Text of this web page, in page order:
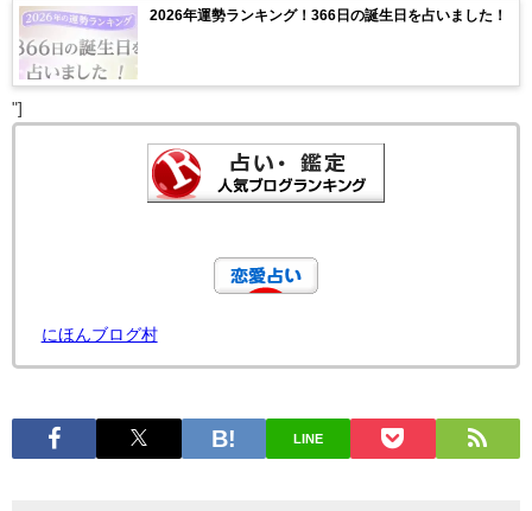
2026年運勢ランキング！366日の誕生日を占いました！
"]
にほんブログ村
LINE